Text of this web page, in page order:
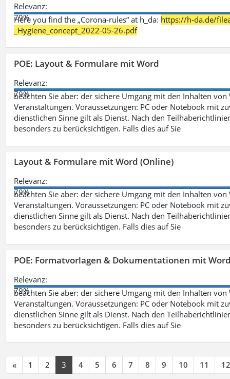
Relevanz:
79%
Here you find the „Corona-rules“ at h_da: https://h-da.de/
_Hygiene_concept_2022-05-26.pdf
POE: Layout & Formulare mit Word
Relevanz:
79%
beachten Sie aber: der sichere Umgang mit den Inhalten
Veranstaltungen. Voraussetzungen: PC oder Notebook mit
dienstlichen Sinne gilt als Dienst. Nach den
besonders zu berücksichtigen. Falls dies auf Sie
Layout & Formulare mit Word (Online)
Relevanz:
79%
beachten Sie aber: der sichere Umgang mit den Inhalten
Veranstaltungen. Voraussetzungen: PC oder Notebook mit
dienstlichen Sinne gilt als Dienst. Nach den
besonders zu berücksichtigen. Falls dies auf Sie
POE: Formatvorlagen & Dokumentationen mit
Relevanz:
79%
beachten Sie aber: der sichere Umgang mit den Inhalten
Veranstaltungen. Voraussetzungen: PC oder Notebook mit
dienstlichen Sinne gilt als Dienst. Nach den
besonders zu berücksichtigen. Falls dies auf Sie
« 1 2 3 4 5 6 7 8 9 10 11 12